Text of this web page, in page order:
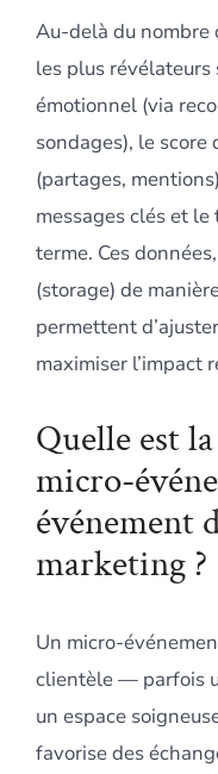
Au-delà du nombre
les plus révélateurs
émotionnel (via
sondages), le score
(partages,
messages clés et
terme. Ces
(storage) de
permettent
maximiser l’impact
Quelle est
micro-
événement
marketing ?
Un micro-
clientèle — parfois
un espace
favorise des